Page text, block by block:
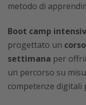
metodo di
Boot camp
progettato un
settimana per
un percorso su
competenze digitali